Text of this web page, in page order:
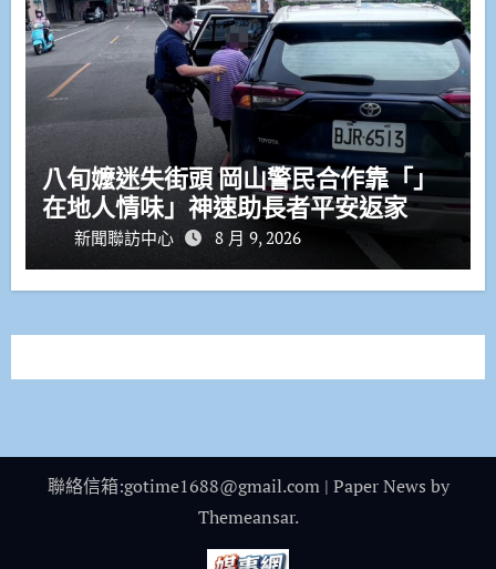
八旬嬤迷失街頭 岡山警民合作靠「」
在地人情味」神速助長者平安返家
新聞聯訪中心 8 月 9, 2026
聯絡信箱:gotime1688@gmail.com | Paper News by
Themeansar.